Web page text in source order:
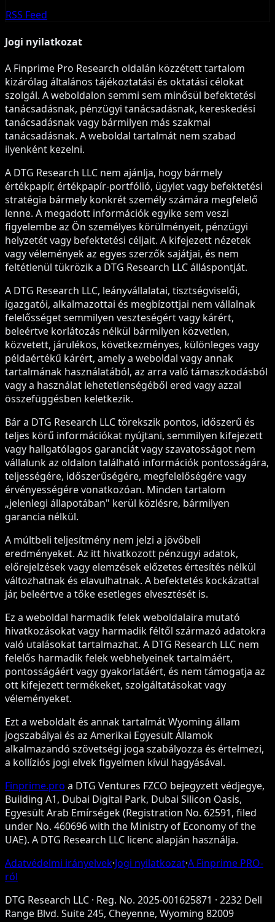
RSS Feed
Jogi nyilatkozat
A Finprime Pro Research oldalán közzétett tartalom
kizárólag általános tájékoztatási és oktatási célokat
szolgál. A weboldalon semmi sem minősül befektetési
tanácsadásnak, pénzügyi tanácsadásnak, kereskedési
tanácsadásnak vagy bármilyen más szakmai
tanácsadásnak. A weboldal tartalmát nem szabad
ilyenként kezelni.
A DTG Research LLC nem ajánlja, hogy bármely
értékpapír, értékpapír-portfólió, ügylet vagy befektetési
stratégia bármely konkrét személy számára megfelelő
lenne. A megadott információk egyike sem veszi
figyelembe az Ön személyes körülményeit, pénzügyi
helyzetét vagy befektetési céljait. A kifejezett nézetek
vagy vélemények az egyes szerzők sajátjai, és nem
feltétlenül tükrözik a DTG Research LLC álláspontját.
A DTG Research LLC, leányvállalatai, tisztségviselői,
igazgatói, alkalmazottai és megbízottjai nem vállalnak
felelősséget semmilyen veszteségért vagy kárért,
beleértve korlátozás nélkül bármilyen közvetlen,
közvetett, járulékos, következményes, különleges vagy
példaértékű kárért, amely a weboldal vagy annak
tartalmának használatából, az arra való támaszkodásból
vagy a használat lehetetlenségéből ered vagy azzal
összefüggésben keletkezik.
Bár a DTG Research LLC törekszik pontos, időszerű és
teljes körű információkat nyújtani, semmilyen kifejezett
vagy hallgatólagos garanciát vagy szavatosságot nem
vállalunk az oldalon található információk pontosságára,
teljességére, időszerűségére, megfelelőségére vagy
érvényességére vonatkozóan. Minden tartalom
„jelenlegi állapotában" kerül közlésre, bármilyen
garancia nélkül.
A múltbeli teljesítmény nem jelzi a jövőbeli
eredményeket. Az itt hivatkozott pénzügyi adatok,
előrejelzések vagy elemzések előzetes értesítés nélkül
változhatnak és elavulhatnak. A befektetés kockázattal
jár, beleértve a tőke esetleges elvesztését is.
Ez a weboldal harmadik felek weboldalaira mutató
hivatkozásokat vagy harmadik féltől származó adatokra
való utalásokat tartalmazhat. A DTG Research LLC nem
felelős harmadik felek webhelyeinek tartalmáért,
pontosságáért vagy gyakorlatáért, és nem támogatja az
ott kifejezett termékeket, szolgáltatásokat vagy
véleményeket.
Ezt a weboldalt és annak tartalmát Wyoming állam
jogszabályai és az Amerikai Egyesült Államok
alkalmazandó szövetségi joga szabályozza és értelmezi,
a kollíziós jogi elvek figyelmen kívül hagyásával.
Finprime.pro a DTG Ventures FZCO bejegyzett védjegye,
Building A1, Dubai Digital Park, Dubai Silicon Oasis,
Egyesült Arab Emírségek (Registration No. 62591, filed
under No. 460696 with the Ministry of Economy of the
UAE). A DTG Research LLC licenc alapján használja.
Adatvédelmi irányelvek·Jogi nyilatkozat·A Finprime PRO-
ról
DTG Research LLC · Reg. No. 2025-001625871 · 2232 Dell
Range Blvd. Suite 245, Cheyenne, Wyoming 82009